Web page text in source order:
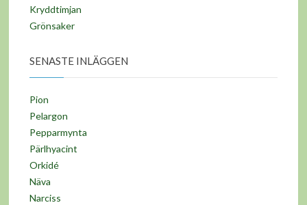
Kryddtimjan
Grönsaker
SENASTE INLÄGGEN
Pion
Pelargon
Pepparmynta
Pärlhyacint
Orkidé
Näva
Narciss